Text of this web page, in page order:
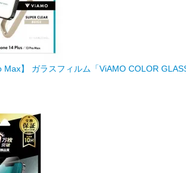
Max】 ガラスフィルム「ViAMO COLOR